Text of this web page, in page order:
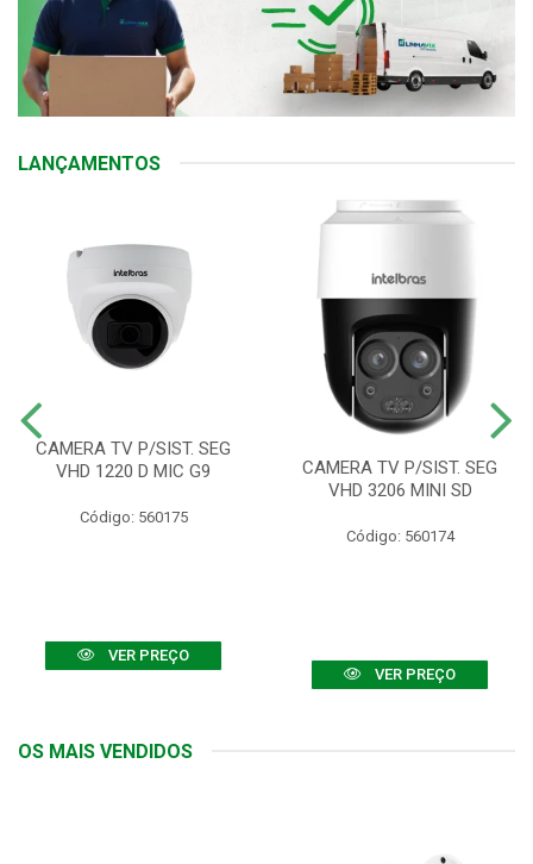
LANÇAMENTOS
CAMERA TV P/SIST. SEG
VHD 1220 D MIC G9
Código: 560175
VER PREÇO
CAMERA TV P/SIST. SEG
VHD 3206 MINI SD
Código: 560174
VER PREÇO
OS MAIS VENDIDOS